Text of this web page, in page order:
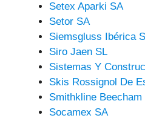
Setex Aparki SA
Setor SA
Siemsgluss Ibérica
Siro Jaen SL
Sistemas Y
Skis Rossignol De
Smithkline Beecham
Socamex SA